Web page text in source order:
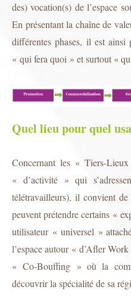
des) vocation(s) de l’espace
En présentant la chaîne de
différentes phases, il est
« qui fera quoi » et surtout «
Quel lieu pour quel
Concernant les « Tiers-
« d’activité » qui
télétravailleurs), il convient
peuvent prétendre certains «
utilisateur « universel »
l’espace autour « d’Afler
« Co-Bouffing » où la
découvrir la spécialité de sa